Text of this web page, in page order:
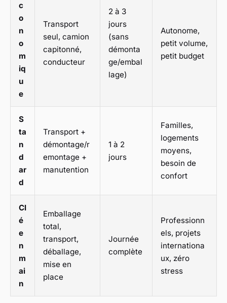
c
o
n
o
m
iq
u
e
Transport
seul, camion
capitonné,
conducteur
2 à 3
jours
(sans
démonta
ge/embal
lage)
Autonome,
petit volume,
petit budget
S
ta
n
d
ar
d
Transport +
démontage/r
emontage +
manutention
1 à 2
jours
Familles,
logements
moyens,
besoin de
confort
Cl
é
e
n
m
ai
n
Emballage
total,
transport,
déballage,
mise en
place
Journée
complète
Professionn
els, projets
internationa
ux, zéro
stress